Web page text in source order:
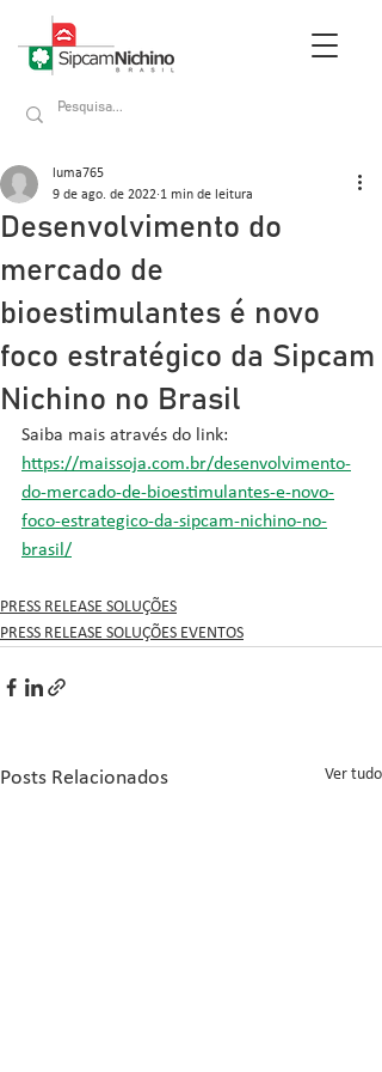
Desenvolvimento do
mercado de
bioestimulantes é novo
foco estratégico da Sipcam
Nichino no Brasil
luma765
9 de ago. de 2022 1 min de leitura
Saiba mais através do link:
https://maissoja.com.br/desenvolvimento-
do-mercado-de-bioestimulantes-e-novo-
foco-estrategico-da-sipcam-nichino-no-
brasil/
PRESS RELEASE SOLUÇÕES
PRESS RELEASE SOLUÇÕES EVENTOS
Posts Relacionados Ver tudo